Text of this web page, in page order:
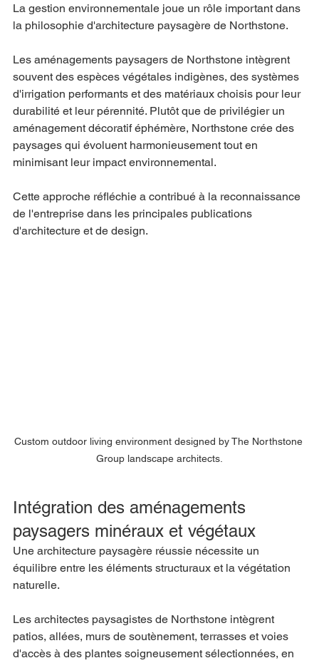
La gestion environnementale joue un rôle important dans
la philosophie d'architecture paysagère de Northstone.
Les aménagements paysagers de Northstone intègrent
souvent des espèces végétales indigènes, des systèmes
d'irrigation performants et des matériaux choisis pour leur
durabilité et leur pérennité. Plutôt que de privilégier un
aménagement décoratif éphémère, Northstone crée des
paysages qui évoluent harmonieusement tout en
minimisant leur impact environnemental.
Cette approche réfléchie a contribué à la reconnaissance
de l'entreprise dans les principales publications
d'architecture et de design.
Custom outdoor living environment designed by The Northstone
Group landscape architects.
Intégration des aménagements
paysagers minéraux et végétaux
Une architecture paysagère réussie nécessite un
équilibre entre les éléments structuraux et la végétation
naturelle.
Les architectes paysagistes de Northstone intègrent
patios, allées, murs de soutènement, terrasses et voies
d'accès à des plantes soigneusement sélectionnées, en